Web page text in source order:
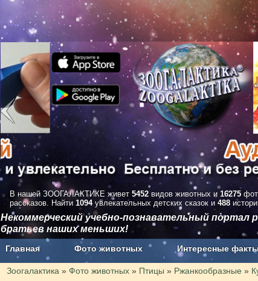
В нашей ЗООГАЛАКТИКЕ живет 5452 видов животных и 16275
рассказов. Найти 1094увлекательных детских сказок и 488
Некоммерческий учебно-познавательный
братьев наших меньших!
Главная Фото животных Интересные
Наши приложения. Бесплатно и без рекламы
Зоогалактика » Фото животных » Птицы » Ржанкообразные »